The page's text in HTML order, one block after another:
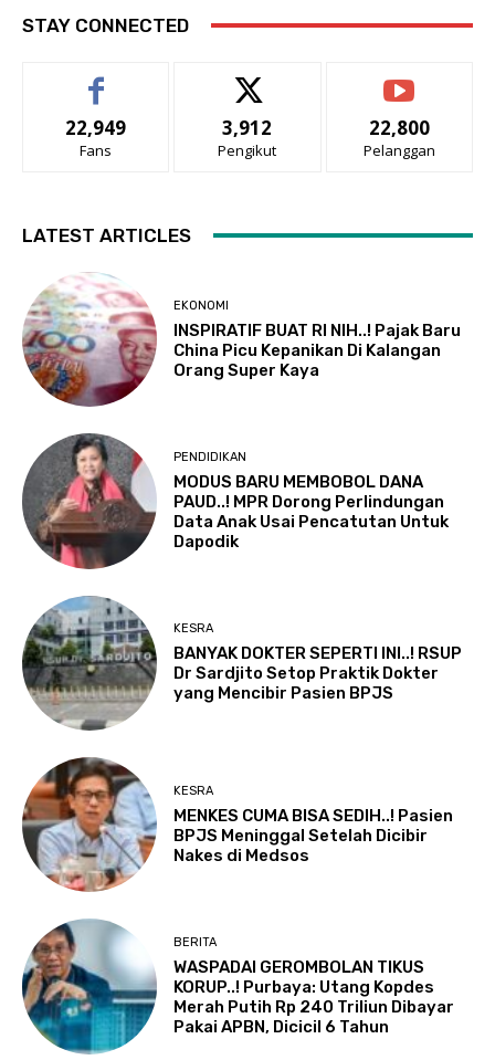
STAY CONNECTED
22,949
Fans
3,912
Pengikut
22,800
Pelanggan
LATEST ARTICLES
EKONOMI
INSPIRATIF BUAT RI NIH..! Pajak Baru
China Picu Kepanikan Di Kalangan
Orang Super Kaya
PENDIDIKAN
MODUS BARU MEMBOBOL DANA
PAUD..! MPR Dorong Perlindungan
Data Anak Usai Pencatutan Untuk
Dapodik
KESRA
BANYAK DOKTER SEPERTI INI..! RSUP
Dr Sardjito Setop Praktik Dokter
yang Mencibir Pasien BPJS
KESRA
MENKES CUMA BISA SEDIH..! Pasien
BPJS Meninggal Setelah Dicibir
Nakes di Medsos
BERITA
WASPADAI GEROMBOLAN TIKUS
KORUP..! Purbaya: Utang Kopdes
Merah Putih Rp 240 Triliun Dibayar
Pakai APBN, Dicicil 6 Tahun